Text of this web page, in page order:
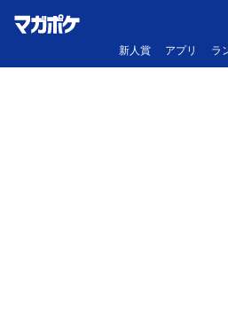
新人賞 アプリ ラ